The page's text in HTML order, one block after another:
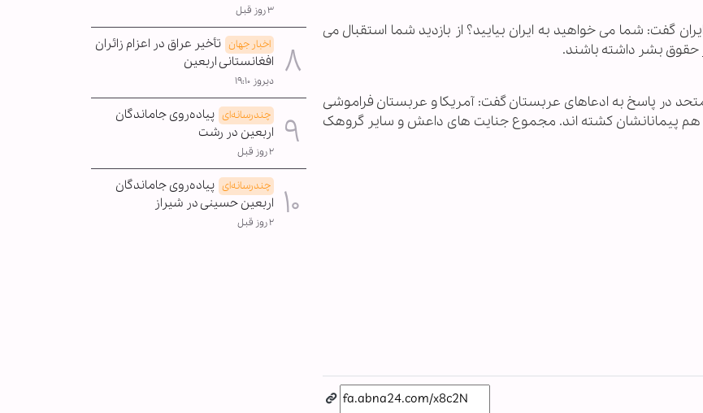
گفت: شما می خواهید به ایران بیایید؟ از بازدید شما استقبال می
در پاسخ به ادعاهای عربستان گفت: آمریکا و عربستان فراموشی
هم پیمانانشان کشته اند. مجموع جنایت های داعش و سایر گروهک
۳ روز قبل
اخبار جهان تأخیر عراق در اعزام زائران
افغانستانی اربعین
دیروز ۱۹:۱۰
چندرسانه‌ای پیاده‌روی جاماندگان
اربعین در رشت
۲ روز قبل
چندرسانه‌ای پیاده‌روی جاماندگان
اربعین حسینی در شیراز
۲ روز قبل